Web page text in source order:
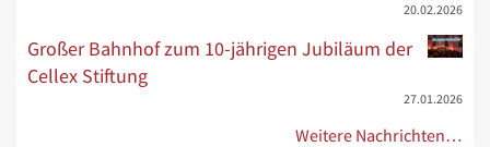
20.02.2026
Großer Bahnhof zum 10-jährigen Jubiläum der
Cellex Stiftung
27.01.2026
Weitere Nachrichten…